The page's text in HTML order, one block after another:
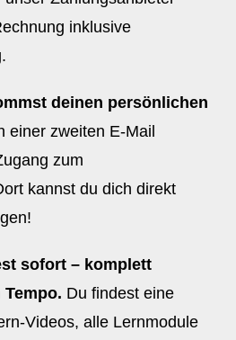
inklusive
deinen persönlichen
einer zweiten E-Mail
zum
kannst du dich direkt
sofort – komplett
Du findest eine
Videos, alle Lernmodule